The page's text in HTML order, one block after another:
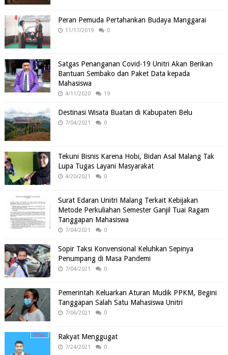
Peran Pemuda Pertahankan Budaya Manggarai
11/17/2019 0
Satgas Penanganan Covid-19 Unitri Akan Berikan
Bantuan Sembako dan Paket Data kepada
Mahasiswa
4/11/2020 19
Destinasi Wisata Buatan di Kabupaten Belu
7/04/2021 0
Tekuni Bisnis Karena Hobi, Bidan Asal Malang Tak
Lupa Tugas Layani Masyarakat
4/20/2021 0
Surat Edaran Unitri Malang Terkait Kebijakan
Metode Perkuliahan Semester Ganjil Tuai Ragam
Tanggapan Mahasiswa
7/04/2021 0
Sopir Taksi Konvensional Keluhkan Sepinya
Penumpang di Masa Pandemi
7/04/2021 0
Pemerintah Keluarkan Aturan Mudik PPKM, Begini
Tanggapan Salah Satu Mahasiswa Unitri
7/06/2021 0
Rakyat Menggugat
7/24/2021 0